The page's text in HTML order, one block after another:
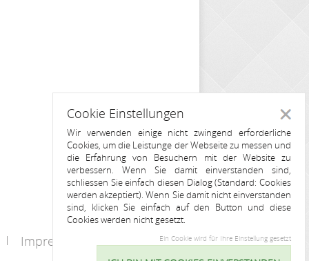
Impressum Kontakt
Cookie Einstellungen
Wir verwenden einige nicht zwingend erforderliche
Cookies, um die Leistunge der Webseite zu messen und
die Erfahrung von Besuchern mit der Website zu
verbessern. Wenn Sie damit einverstanden sind,
schliessen Sie einfach diesen Dialog (Standard: Cookies
werden akzeptiert). Wenn Sie damit nicht einverstanden
sind, klicken Sie einfach auf den Button und diese
Cookies werden nicht gesetzt.
Ein Cookie wird für Ihre Einstellung gesetzt